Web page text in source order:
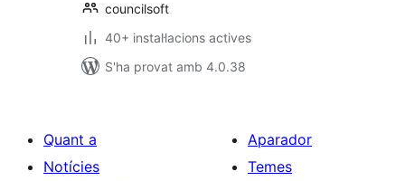
councilsoft
40+ instal·lacions actives
S'ha provat amb 4.0.38
Quant a
Notícies
Aparador
Temes